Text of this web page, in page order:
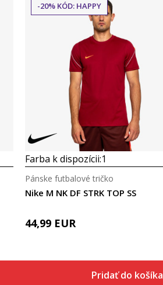
-20% KÓD: HAPPY
Farba k dispozícii:1
Nike M NK DF STRK TOP SS
Pánske futbalové tričko
44,99 EUR
Pridať do košíka